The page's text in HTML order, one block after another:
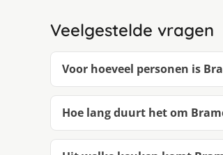
Veelgestelde vragen
Voor hoeveel personen is
Hoe lang duurt het om